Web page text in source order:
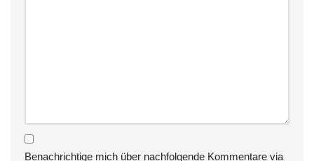
Benachrichtige mich über nachfolgende Kommentare via